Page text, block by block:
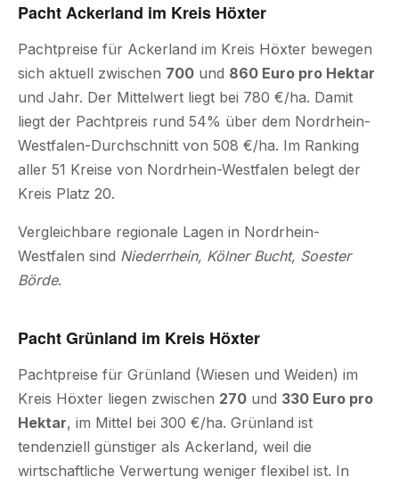
Pacht Ackerland im Kreis Höxter
Pachtpreise für Ackerland im Kreis Höxter bewegen
sich aktuell zwischen 700 und 860 Euro pro Hektar
und Jahr. Der Mittelwert liegt bei 780 €/ha. Damit
liegt der Pachtpreis rund 54% über dem Nordrhein-
Westfalen-Durchschnitt von 508 €/ha. Im Ranking
aller 51 Kreise von Nordrhein-Westfalen belegt der
Kreis Platz 20.
Vergleichbare regionale Lagen in Nordrhein-
Westfalen sind Niederrhein, Kölner Bucht, Soester
Börde.
Pacht Grünland im Kreis Höxter
Pachtpreise für Grünland (Wiesen und Weiden) im
Kreis Höxter liegen zwischen 270 und 330 Euro pro
Hektar, im Mittel bei 300 €/ha. Grünland ist
tendenziell günstiger als Ackerland, weil die
wirtschaftliche Verwertung weniger flexibel ist. In